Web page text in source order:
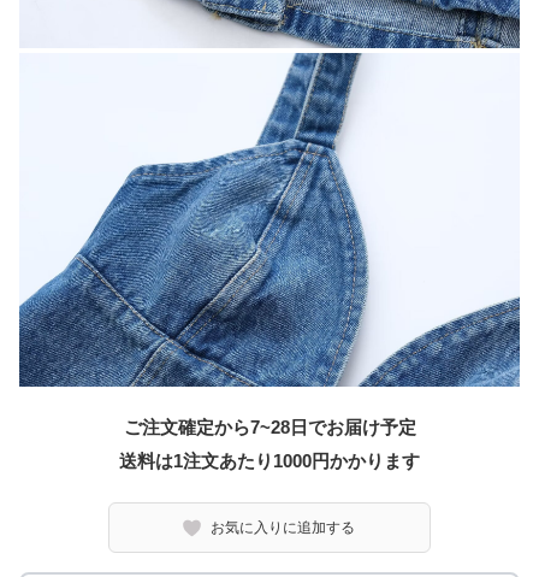
ご注文確定から7~28日でお届け予定
送料は1注文あたり 1000円かかります
お気に入りに追加する